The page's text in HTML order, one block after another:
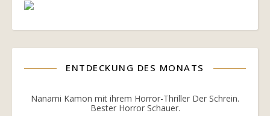
ENTDECKUNG DES MONATS
Nanami Kamon mit ihrem Horror-Thriller Der Schrein.
Bester Horror Schauer.